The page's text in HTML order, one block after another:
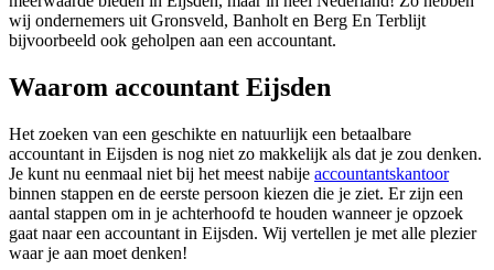
wij ondernemers uit Gronsveld, Banholt en Berg En Terblijt
bijvoorbeeld ook geholpen aan een accountant.
Waarom accountant Eijsden
Het zoeken van een geschikte en natuurlijk een betaalbare
accountant in Eijsden is nog niet zo makkelijk als dat je zou denken.
Je kunt nu eenmaal niet bij het meest nabije accountantskantoor
binnen stappen en de eerste persoon kiezen die je ziet. Er zijn een
aantal stappen om in je achterhoofd te houden wanneer je opzoek
gaat naar een accountant in Eijsden. Wij vertellen je met alle plezier
waar je aan moet denken!